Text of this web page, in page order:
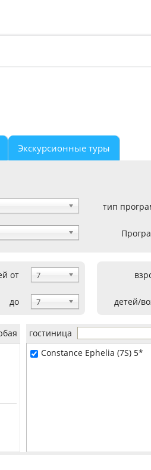
Экскурсионные туры
тип
от 7
до 7 детей/
гостиница
Constance Ephelia (7S) 5*